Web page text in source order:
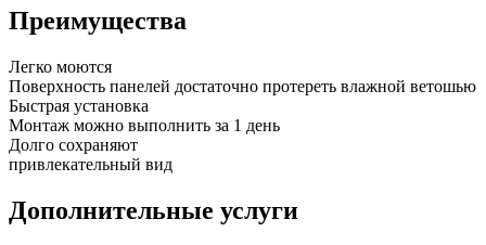
Преимущества
Легко моются
Поверхность панелей достаточно протереть влажной ветошью
Быстрая установка
Монтаж можно выполнить за 1 день
Долго сохраняют
привлекательный вид
Дополнительные услуги